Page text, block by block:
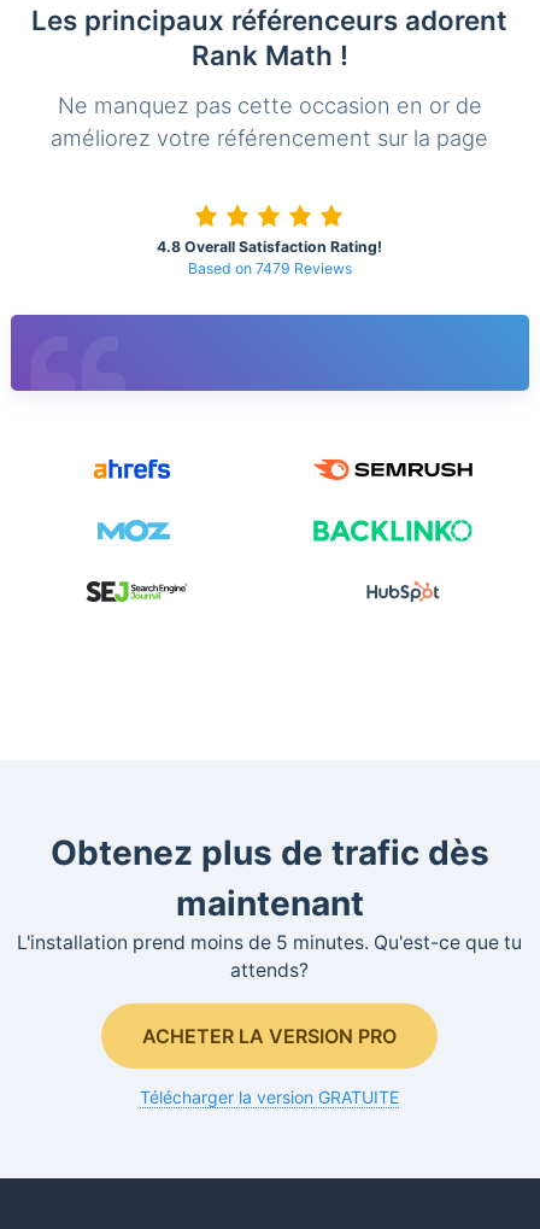
Les principaux référenceurs adorent
Rank Math !
Ne manquez pas cette occasion en or de
améliorez votre référencement sur la page
4.8 Overall Satisfaction Rating!
Based on 7479 Reviews
Obtenez plus de trafic dès
maintenant
L'installation prend moins de 5 minutes. Qu'est-ce que tu
attends?
ACHETER LA VERSION PRO
Télécharger la version GRATUITE